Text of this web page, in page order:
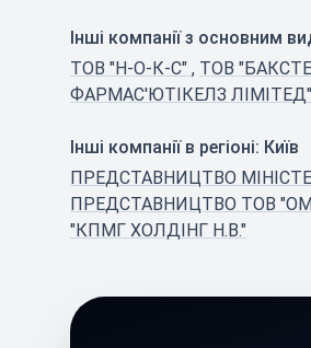
Інші компанії з основним
ТОВ "Н-О-К-С" , ТОВ
ФАРМАС'ЮТІКЕЛЗ ЛІМІТЕД"
Інші компанії в регіоні: Київ
ПРЕДСТАВНИЦТВО
ПРЕДСТАВНИЦТВО ТОВ
"КПМГ ХОЛДІНГ Н.В."